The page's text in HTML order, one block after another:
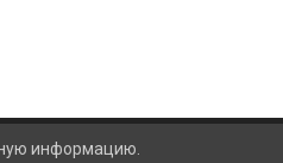
информацию.